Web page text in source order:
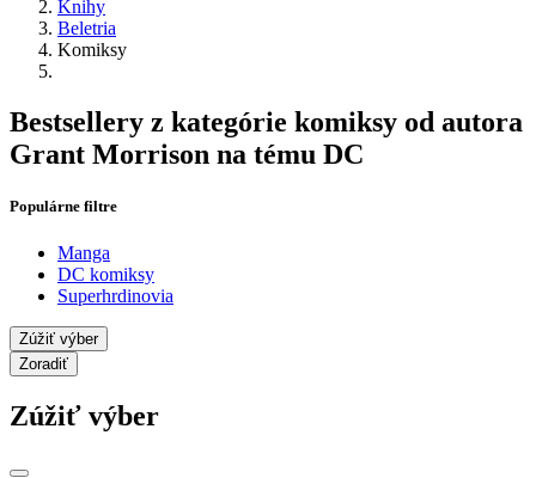
Knihy
Beletria
Komiksy
Bestsellery z kategórie komiksy od autora
Grant Morrison na tému DC
Populárne filtre
Manga
DC komiksy
Superhrdinovia
Zúžiť výber
Zoradiť
Zúžiť výber